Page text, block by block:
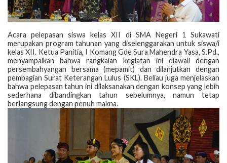
Acara pelepasan siswa kelas XII di SMA Negeri 1 Sukawati
merupakan program tahunan yang diselenggarakan untuk siswa/i
kelas XII. Ketua Panitia, I Komang Gde Sura Mahendra Yasa, S.Pd.,
menyampaikan bahwa rangkaian kegiatan ini diawali dengan
persembahyangan bersama (mepamit) dan dilanjutkan dengan
pembagian Surat Keterangan Lulus (SKL). Beliau juga menjelaskan
bahwa pelepasan tahun ini dilaksanakan dengan konsep yang lebih
sederhana dibandingkan tahun sebelumnya, namun tetap
berlangsung dengan penuh makna.